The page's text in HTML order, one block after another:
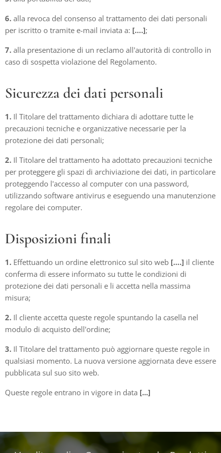
6. alla revoca del consenso al trattamento dei dati personali
per iscritto o tramite e-mail inviata a: [….];
7. alla presentazione di un reclamo all'autorità di controllo in
caso di sospetta violazione del Regolamento.
Sicurezza dei dati personali
1. Il Titolare del trattamento dichiara di adottare tutte le
precauzioni tecniche e organizzative necessarie per la
protezione dei dati personali;
2. Il Titolare del trattamento ha adottato precauzioni tecniche
per proteggere gli spazi di archiviazione dei dati, in particolare
proteggendo l'accesso al computer con una password,
utilizzando software antivirus e eseguendo una manutenzione
regolare dei computer.
Disposizioni finali
1. Effettuando un ordine elettronico sul sito web [….] il cliente
conferma di essere informato su tutte le condizioni di
protezione dei dati personali e li accetta nella massima
misura;
2. Il cliente accetta queste regole spuntando la casella nel
modulo di acquisto dell'ordine;
3. Il Titolare del trattamento può aggiornare queste regole in
qualsiasi momento. La nuova versione aggiornata deve essere
pubblicata sul suo sito web.
Queste regole entrano in vigore in data [...]